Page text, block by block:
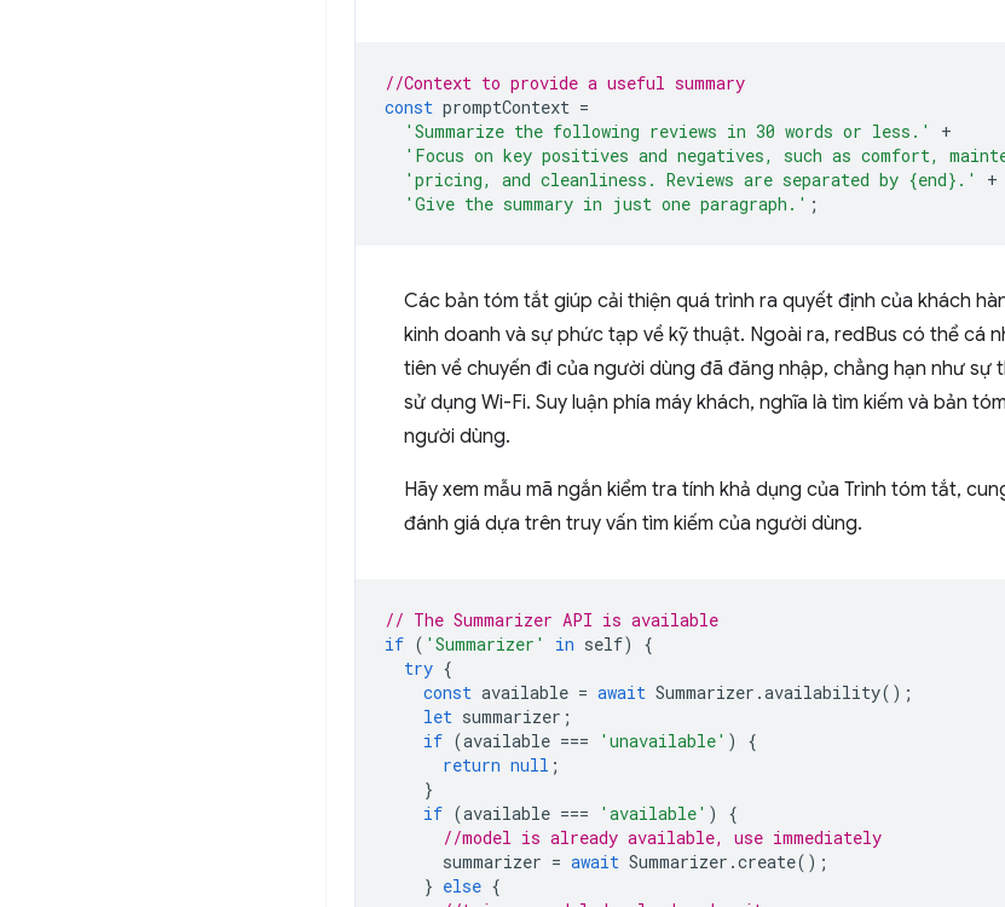
//Context to provide a useful summary
const promptContext =
'Summarize the following reviews in 30 words or less.'
+
'Focus on key positives and negatives, such as comfort,
'pricing, and cleanliness. Reviews are separated by {end}.'
+
'Give the summary in just one paragraph.' ;
Các bản tóm tắt giúp cải thiện quá trình ra quyết định của khách
kinh doanh và sự phức tạp về kỹ thuật. Ngoài ra, redBus có thể cá
tiên về chuyến đi của người dùng đã đăng nhập, chẳng hạn như sự
sử dụng Wi-Fi. Suy luận phía máy khách, nghĩa là tìm kiếm và bản
người dùng.
Hãy xem mẫu mã ngắn kiểm tra tính khả dụng của Trình tóm tắt,
đánh giá dựa trên truy vấn tìm kiếm của người dùng.
// The Summarizer API is available
if ( 'Summarizer' in self)
{
try {
const available = await Summarizer .availability();
let summarizer ;
if (available === 'unavailable' )
{
return null ;
}
if (available === 'available' )
{
//model is already available, use immediately
summarizer = await Summarizer .create();
} else {